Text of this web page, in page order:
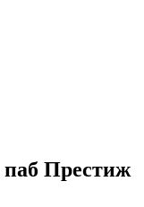
Престиж